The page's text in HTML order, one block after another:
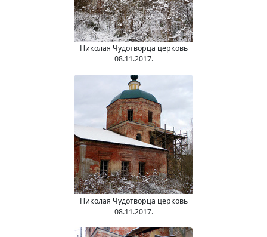
Николая Чудотворца церковь
08.11.2017.
Николая Чудотворца церковь
08.11.2017.